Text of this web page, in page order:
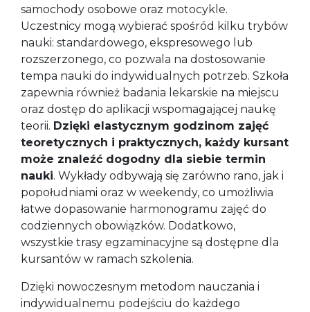
samochody osobowe oraz motocykle.
Uczestnicy mogą wybierać spośród kilku trybów
nauki: standardowego, ekspresowego lub
rozszerzonego, co pozwala na dostosowanie
tempa nauki do indywidualnych potrzeb. Szkoła
zapewnia również badania lekarskie na miejscu
oraz dostęp do aplikacji wspomagającej naukę
teorii. Dzięki elastycznym godzinom zajęć
teoretycznych i praktycznych, każdy kursant
może znaleźć dogodny dla siebie termin
nauki. Wykłady odbywają się zarówno rano, jak i
popołudniami oraz w weekendy, co umożliwia
łatwe dopasowanie harmonogramu zajęć do
codziennych obowiązków. Dodatkowo,
wszystkie trasy egzaminacyjne są dostępne dla
kursantów w ramach szkolenia.
Dzięki nowoczesnym metodom nauczania i
indywidualnemu podejściu do każdego